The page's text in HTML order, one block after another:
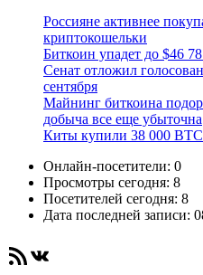
Россияне активнее
криптокошельки
Биткоин упадет до $46
Сенат отложил
сентября
Майнинг биткоина
добыча все еще убыточна
Киты купили 38 000
Онлайн-посетители: 0
Просмотры сегодня: 8
Посетителей сегодня: 8
Дата последней записи:
RSS-лентаВКонтакте